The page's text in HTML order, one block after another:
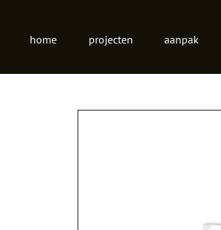
Hoofdnmenu
home projecten aanpak